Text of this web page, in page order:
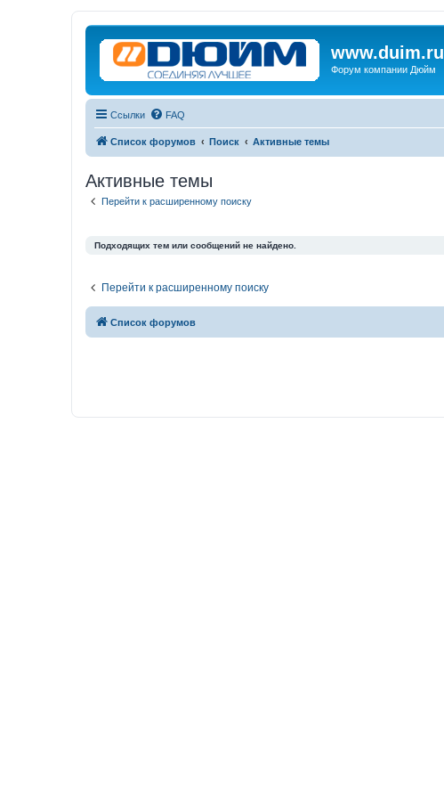
www.duim.ru
Форум компании Дюйм
Ссылки FAQ
Список форумов Поиск Активные темы
Активные темы
Перейти к расширенному поиску
Подходящих тем или сообщений не найдено.
Перейти к расширенному поиску
Список форумов